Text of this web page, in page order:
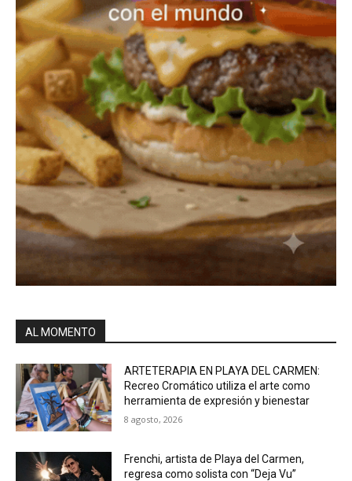
AL MOMENTO
ARTETERAPIA EN PLAYA DEL CARMEN:
Recreo Cromático utiliza el arte como
herramienta de expresión y bienestar
8 agosto, 2026
Frenchi, artista de Playa del Carmen,
regresa como solista con “Deja Vu”